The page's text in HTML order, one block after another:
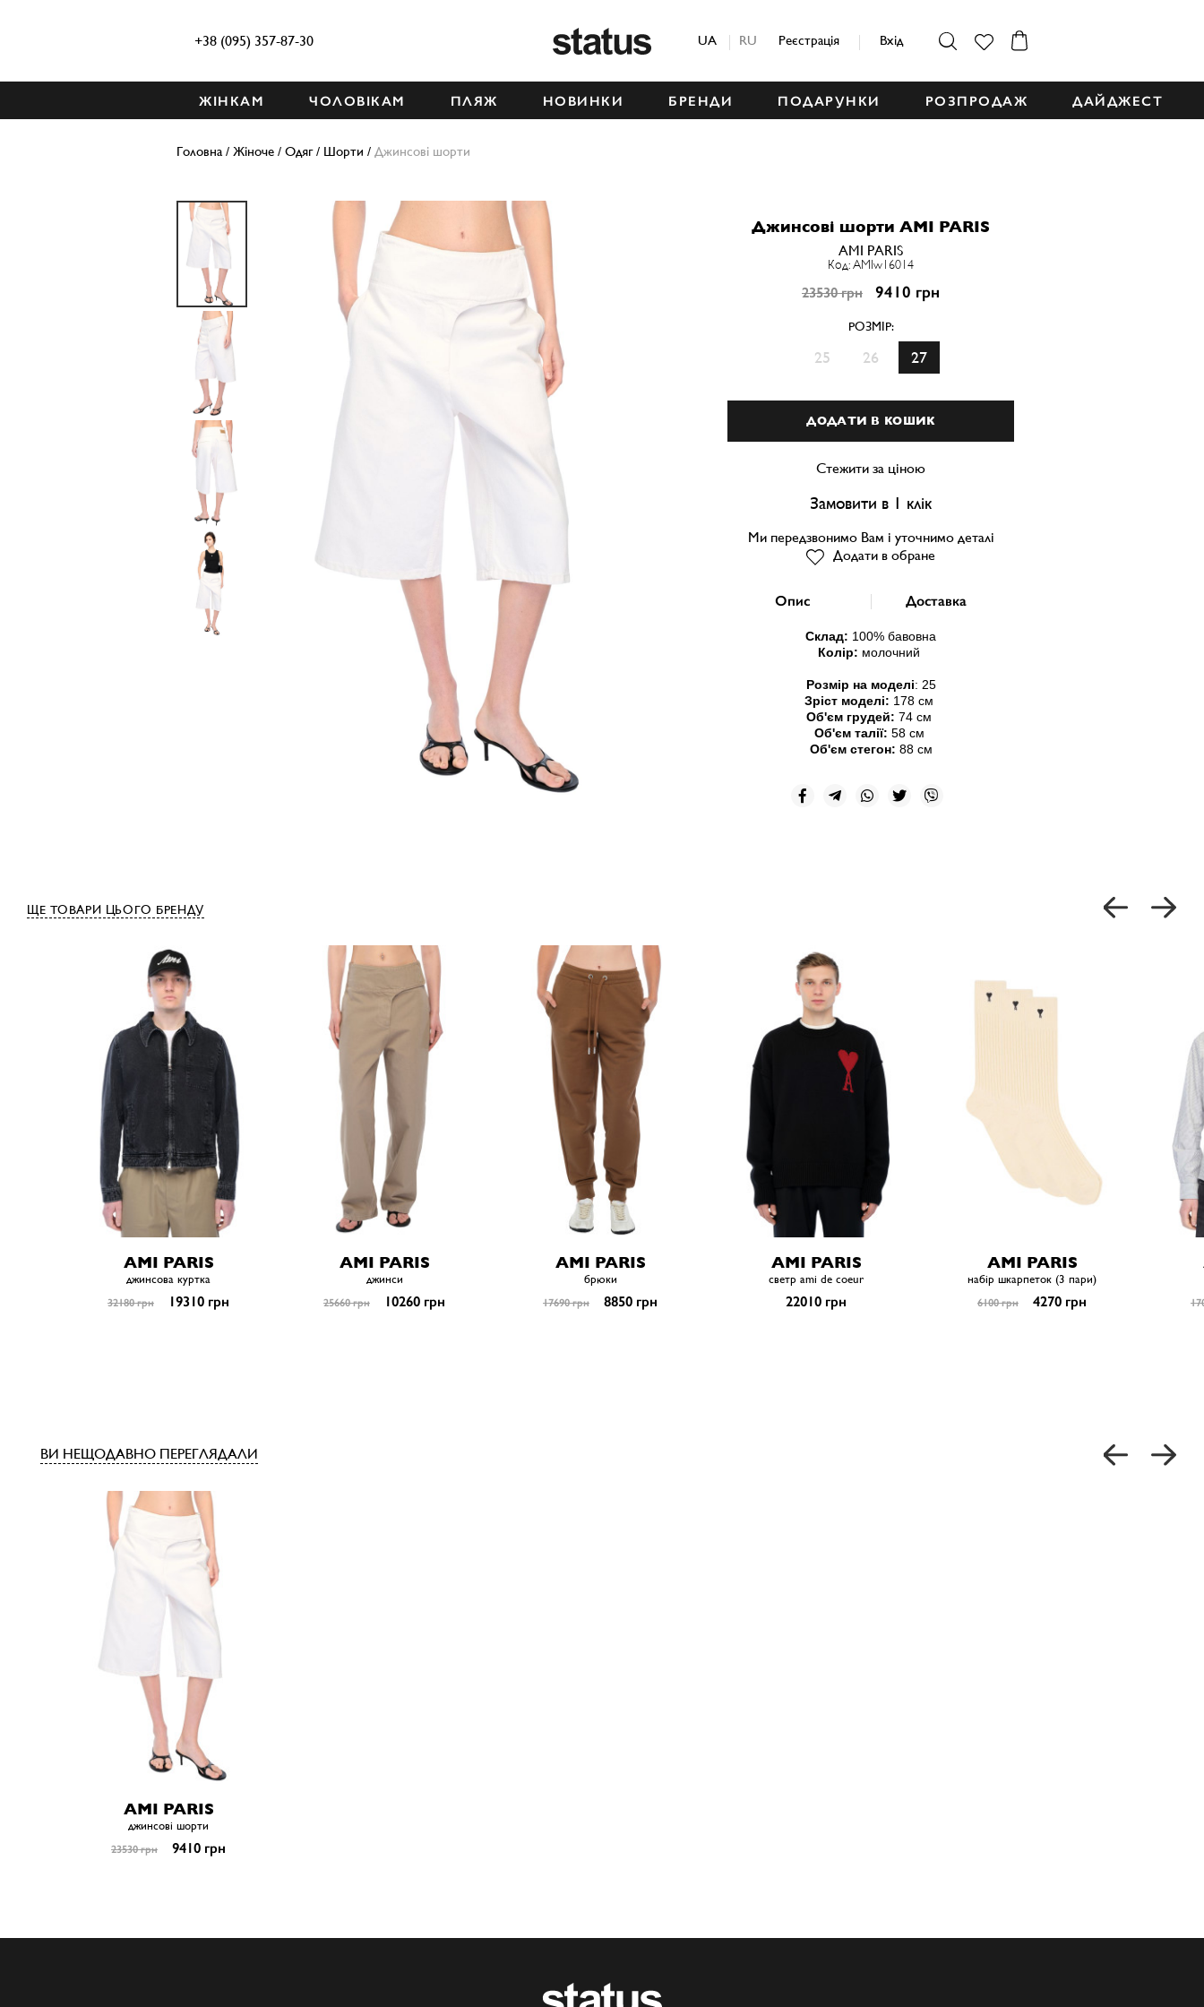
+38 (095) 357-87-30 UA RU Реєстрація Вхід
ЖІНКАМ ЧОЛОВІКАМ ПЛЯЖ НОВИНКИ БРЕНДИ ПОДАРУНКИ РОЗПРОДАЖ ДАЙДЖЕСТ
Головна / Жіноче / Одяг/ Шорти / Джинсові шорти
Джинсові шорти AMI PARIS
AMI PARIS
Код: AMIw16014
23530 грн 9410 грн
РОЗМІР:
25 26 27
ДОДАТИ В КОШИК
Стежити за ціною
Замовити в 1 клік
Ми передзвонимо Вам і уточнимо деталі
Додати в обране
Опис Доставка
Склад: 100% бавовна
Колір: молочний
Розмір на моделі: 25
Зріст моделі: 178 см
Об'єм грудей: 74 см
Об'єм талії: 58 см
Об'єм стегон: 88 см
ЩЕ ТОВАРИ ЦЬОГО БРЕНДУ
AMI PARIS
джинсова куртка
32180 грн 19310 грн
AMI PARIS
джинси
25660 грн 10260 грн
AMI PARIS
брюки
17690 грн 8850 грн
AMI PARIS
светр ami de coeur
22010 грн
AMI PARIS
набір шкарпеток (3 пари)
6100 грн 4270 грн
ВИ НЕЩОДАВНО ПЕРЕГЛЯДАЛИ
AMI PARIS
джинсові шорти
23530 грн 9410 грн